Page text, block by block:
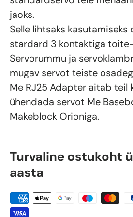
jaoks.
Selle lihtsaks kasutamiseks
stardard 3 kontaktiga
Servorummu ja
mugav servot teiste
Me RJ25 Adapter aitab teil
ühendada servot Me
Makeblock Orioniga.
Turvaline ostukoht
aasta